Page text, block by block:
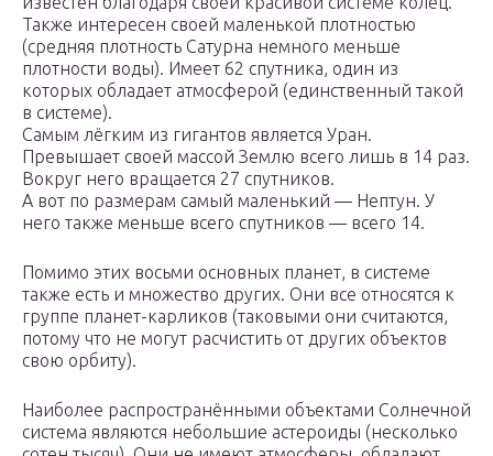
Также интересен своей маленькой плотностью
(средняя плотность Сатурна немного меньше
плотности воды). Имеет 62 спутника, один из
которых обладает атмосферой (единственный такой
в системе).
Самым лёгким из гигантов является Уран.
Превышает своей массой Землю всего лишь в 14 раз.
Вокруг него вращается 27 спутников.
А вот по размерам самый маленький — Нептун. У
него также меньше всего спутников — всего 14.
Помимо этих восьми основных планет, в системе
также есть и множество других. Они все относятся к
группе планет-карликов (таковыми они считаются,
потому что не могут расчистить от других объектов
свою орбиту).
Наиболее распространёнными объектами Солнечной
система являются небольшие астероиды (несколько